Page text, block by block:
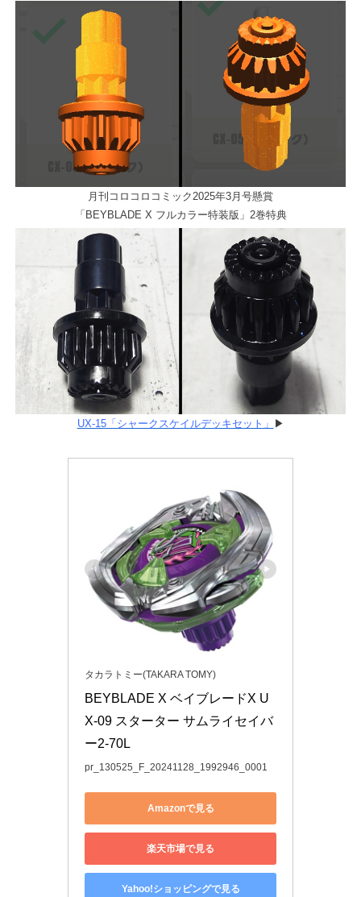
月刊コロコロコミック2025年3月号懸賞
「BEYBLADE X フルカラー特装版」2巻特典
UX-15「シャークスケイルデッキセット」 ▶
タカラトミー(TAKARA TOMY)
BEYBLADE X ベイブレードX U
X-09 スターター サムライセイバ
ー2-70L
pr_130525_F_20241128_1992946_0001
Amazonで見る
楽天市場で見る
Yahoo!ショッピングで見る